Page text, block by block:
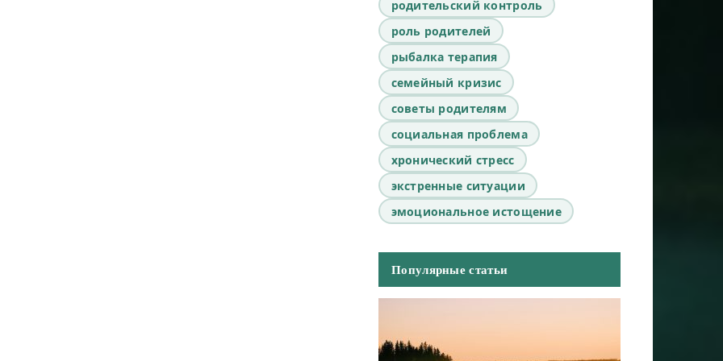
родительский контроль
роль родителей
рыбалка терапия
семейный кризис
советы родителям
социальная проблема
хронический стресс
экстренные ситуации
эмоциональное истощение
Популярные статьи